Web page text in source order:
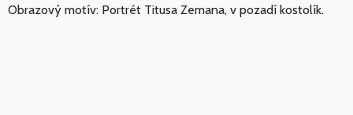
Obrazový motív: Portrét Titusa Zemana, v pozadí kostolík.